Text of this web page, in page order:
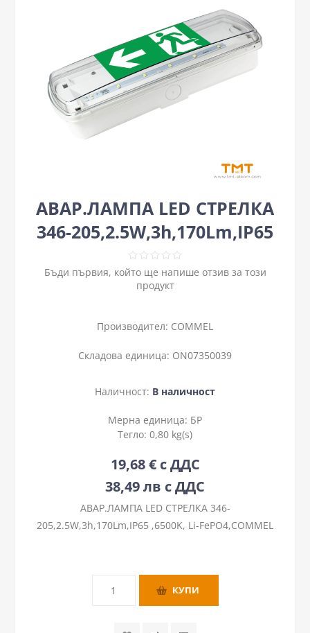
АВАР.ЛАМПА LED СТРЕЛКА
346-205,2.5W,3h,170Lm,IP65
Бъди първия, който ще напише отзив за този
продукт
Производител: COMMEL
Складова единица: ON07350039
Наличност: В наличност
Мерна единица: БР
Тегло: 0,80 kg(s)
19,68 € с ДДС
38,49 лв с ДДС
АВАР.ЛАМПА LED СТРЕЛКА 346-
205,2.5W,3h,170Lm,IP65 ,6500K, Li-FePO4,COMMEL